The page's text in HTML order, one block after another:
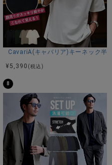
スーパーストレッチバンドカラー
CavariA(キャバリア)キーネック半
¥ 5,390 (税込)
8